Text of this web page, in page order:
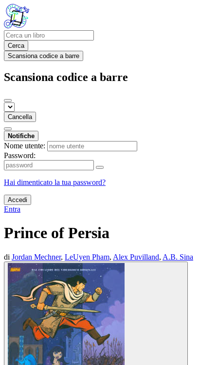
Cerca
Scansiona codice a barre
Scansiona codice a barre
Cancella
Notifiche
Nome utente:
Password:
Hai dimenticato la tua password?
Accedi
Entra
Prince of Persia
di Jordan Mechner, LeUyen Pham, Alex Puvilland, A.B. Sina